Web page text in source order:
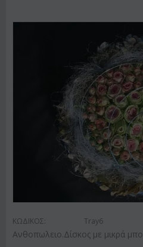
ΚΩΔΙΚΟΣ: Tray6
Ανθοπωλειο.Δίσκος με μικρά